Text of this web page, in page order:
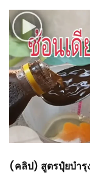
(คลิป) สูตรปุ๋ยบำรุ